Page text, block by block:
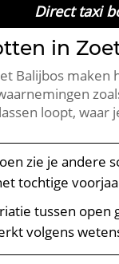
Direct taxi
in
Balijbos
loopt,
zie je andere
tochtige
tussen open
volgens